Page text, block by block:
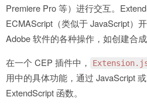
Premiere Pro 等）进行交互。
ECMAScript（类似于 JavaScript）
Adobe 软件的各种操作，如创建合
在一个 CEP 插件中，
用中的具体功能，通过 JavaScript
ExtendScript 函数。